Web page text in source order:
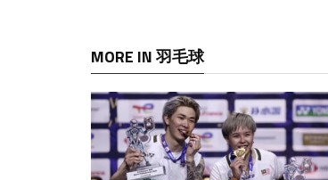
MORE IN 羽毛球